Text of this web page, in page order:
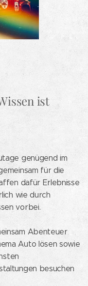
ist
genügend im
für die
dafür Erlebnisse
wie durch
vorbei.
Abenteuer
Auto lösen sowie
besuchen